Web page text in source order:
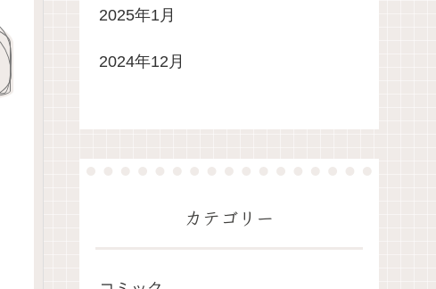
2025年1月
2024年12月
カテゴリー